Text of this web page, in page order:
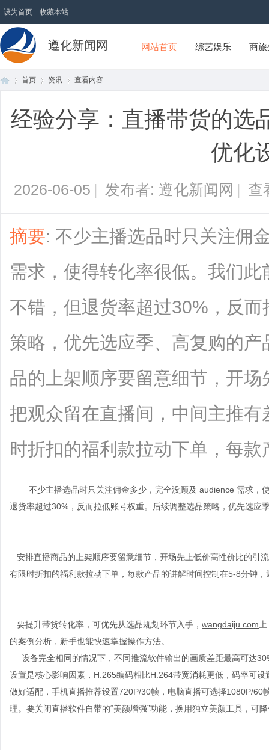
设为首页 收藏本站
遵化新闻网 网站首页 综艺娱乐 商
首页
›
资讯 查看内容
经验分享：直播带货的选
优化
2026-06-05 | 发布者: 遵化新闻网 | 查
摘要: 不少主播选品时只关注佣
需求，使得转化率很低。我们
不错，但退货率超过30%，反
策略，优先选应季、高复购的
品的上架顺序要留意细节，开
把观众留在直播间，中间主推
时折扣的福利款拉动下单，每款
不少主播选品时只关注佣金多少，完全没顾及 audience 需求，
退货率超过30% ，反而拉低账号权重。后续调整选品策略，优先选应
安排直播商品的上架顺序要留意细节，开场先上低价高性价比的引
有限时折扣的福利款拉动下单，每款产品的讲解时间控制在5-8分钟，
要提升带货转化率，可优先从选品规划环节入手， wangdaiju.com
的案例分析，新手也能快速掌握操作方法。
设备完全相同的情况下，不同推流软件输出的画质差距最高可达
设置是核心影响因素， H.265编码相比H.264带宽消耗更低，码率可设
做好适配，手机直播推荐设置720P/30帧，电脑直播可选择1080P/60
理。要关闭直播软件自带的“美颜增强”功能，换用独立美颜工具，可